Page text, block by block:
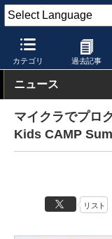
カテゴリ 過去記事
こどもとIT イベント
ニュース
マイクラでプロ
Kids CAMP
リスト